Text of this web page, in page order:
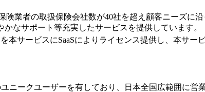
業者の取扱保険会社数が40社を超え顧客ニーズに
なサポート等充実したサービスを提供しています。
サービスにSaaSによりライセンス提供し、本サ
ニークユーザーを有しており、日本全国広範囲に営